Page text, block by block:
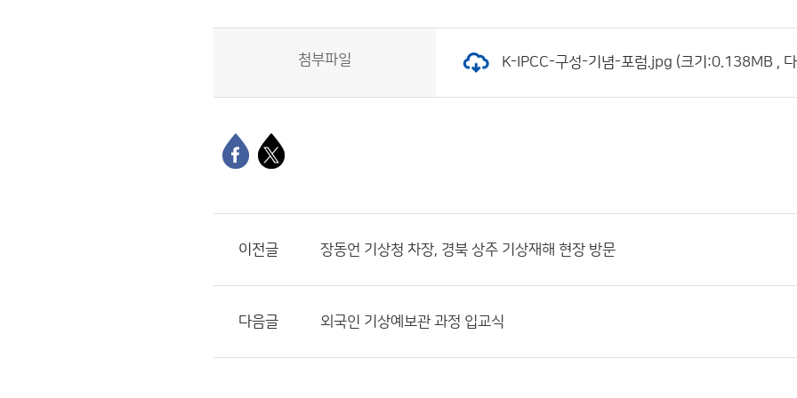
첨부파일 K-IPCC-구성-기념-포럼.jpg (크기:0.138MB ,
이전글 장동언 기상청 차장, 경북 상주 기상재해 현장 방문
다음글 외국인 기상예보관 과정 입교식